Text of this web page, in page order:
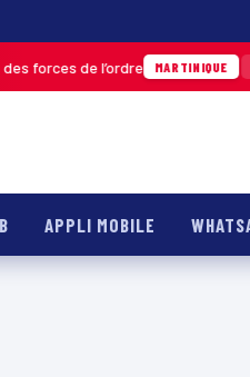
l’ordre MARTINIQUE 04/08 ·
APPLI MOBILE